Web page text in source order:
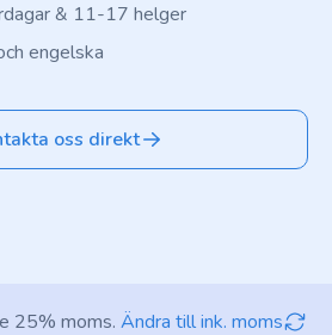
& 11-17 helger
engelska
oss direkt
25% moms. Ändra till ink. moms